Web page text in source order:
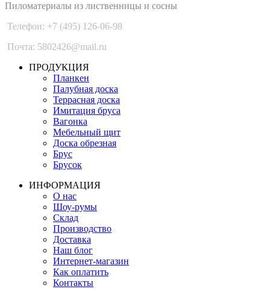
Пиломатериалы из лиственницы и сосны
Телефон: +7 (495) 126-06-98
Почта: 5802426@mail.ru
ПРОДУКЦИЯ
Планкен
Палубная доска
Террасная доска
Имитация бруса
Вагонка
Мебельный щит
Доска обрезная
Брус
Брусок
ИНФОРМАЦИЯ
О нас
Шоу-румы
Склад
Производство
Доставка
Наш блог
Интернет-магазин
Как оплатить
Контакты